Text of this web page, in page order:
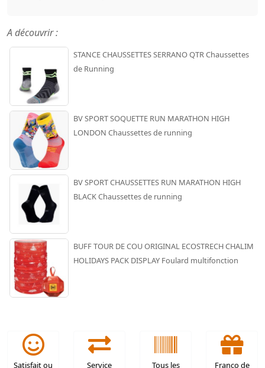
A découvrir :
STANCE CHAUSSETTES SERRANO QTR Chaussettes
de Running
BV SPORT SOQUETTE RUN MARATHON HIGH
LONDON Chaussettes de running
BV SPORT CHAUSSETTES RUN MARATHON HIGH
BLACK Chaussettes de running
BUFF TOUR DE COU ORIGINAL ECOSTRECH CHALIM
HOLIDAYS PACK DISPLAY Foulard multifonction
Satisfait ou
Service
Tous les
Franco de